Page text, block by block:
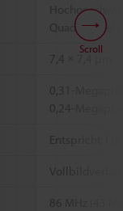
Quadratpixeln
7,4 × 7,4 μm
0,31-
0,24-
Entspricht 1/
86 MHz (43
Scroll